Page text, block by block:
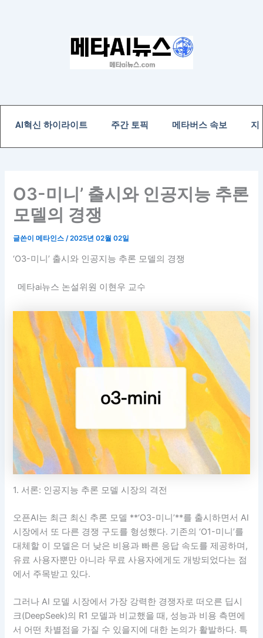
기
AI혁신 하이라이트
주간 토픽 메타버스 속보 지
O3-미니’ 출시와 인공지능 추론
모델의 경쟁
글쓴이메타인스 /2025년 02월 02일
‘O3-미니’ 출시와 인공지능 추론 모델의 경쟁
메타ai뉴스 논설위원 이현우 교수
1. 서론: 인공지능 추론 모델 시장의 격전
오픈AI는 최근 최신 추론 모델 **‘O3-미니’**를 출시하면서 AI
시장에서 또 다른 경쟁 구도를 형성했다. 기존의 ‘O1-미니’를
대체할 이 모델은 더 낮은 비용과 빠른 응답 속도를 제공하며,
유료 사용자뿐만 아니라 무료 사용자에게도 개방되었다는 점
에서 주목받고 있다.
그러나 AI 모델 시장에서 가장 강력한 경쟁자로 떠오른 딥시
크(DeepSeek)의 R1 모델과 비교했을 때, 성능과 비용 측면에
서 어떤 차별점을 가질 수 있을지에 대한 논의가 활발하다. 특